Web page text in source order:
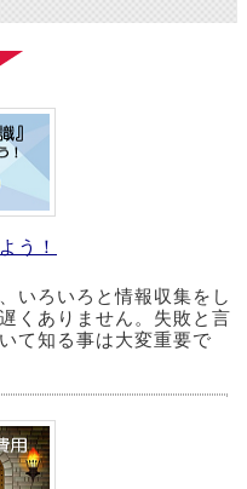
う！
いろいろと情報収集をし
くありません。失敗と言
て知る事は大変重要で